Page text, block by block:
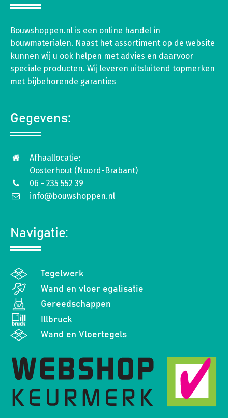
Bouwshoppen.nl is een online handel in
bouwmaterialen. Naast het assortiment op de website
kunnen wij u ook helpen met advies en daarvoor
speciale producten. Wij leveren uitsluitend topmerken
met bijbehorende garanties
Gegevens:
Afhaallocatie:
Oosterhout (Noord-Brabant)
06 - 235 552 39
info@bouwshoppen.nl
Navigatie:
Tegelwerk
Wand en vloer egalisatie
Gereedschappen
Illbruck
Wand en Vloertegels